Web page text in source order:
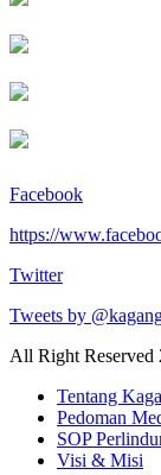
Facebook
https://
Twitter
Tweets by
All Right Reserved
Tentang
Pedoman
SOP
Visi & Misi